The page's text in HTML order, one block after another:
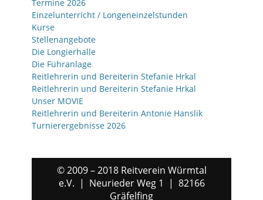
Termine 2026
Einzelunterricht / Longeneinzelstunden
Kurse
Stellenangebote
Die Longierhalle
Die Führanlage
Reitlehrerin und Bereiterin Stefanie Hrkal
Reitlehrerin und Bereiterin Stefanie Hrkal
Unser MOVIE
Reitlehrerin und Bereiterin Antonie Hanslik
Turnierergebnisse 2026
© 2009 – 2018 Reitverein Würmtal
e.V. | Neurieder Weg 1 | 82166
Gräfelfing